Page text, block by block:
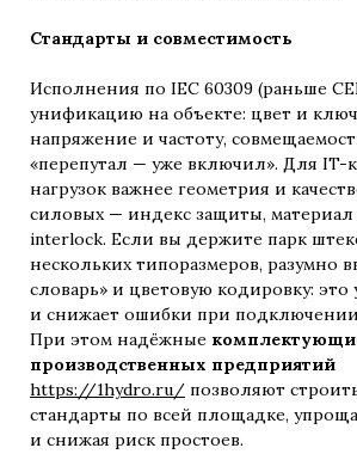
Стандарты и совместимость
Исполнения по IEC 60309 (раньше
унификацию на объекте: цвет и
напряжение и частоту,
«перепутал — уже включил». Для IT-
нагрузок важнее геометрия и
силовых — индекс защиты, материал
interlock. Если вы держите парк
нескольких типоразмеров, разумно
словарь» и цветовую кодировку: это
и снижает ошибки при
При этом надёжные
производственных предприятий
https://1hydro.ru/ позволяют
стандарты по всей площадке,
и снижая риск простоев.